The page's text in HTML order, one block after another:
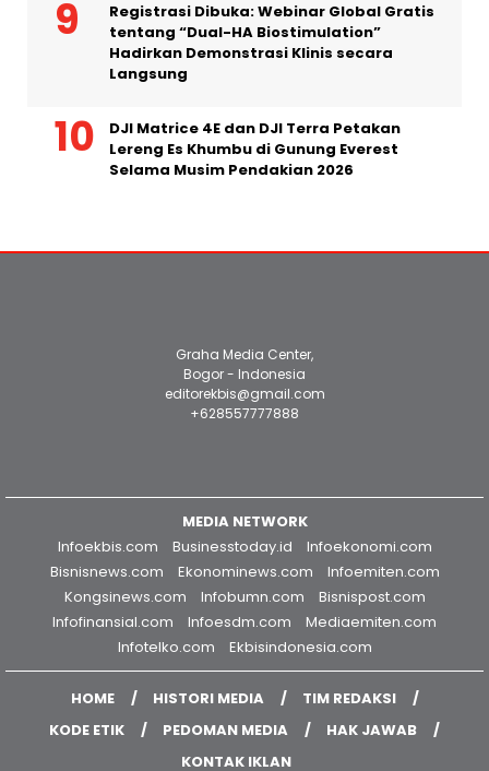
Registrasi Dibuka: Webinar Global Gratis
tentang “Dual-HA Biostimulation”
Hadirkan Demonstrasi Klinis secara
Langsung
DJI Matrice 4E dan DJI Terra Petakan
Lereng Es Khumbu di Gunung Everest
Selama Musim Pendakian 2026
Graha Media Center,
Bogor - Indonesia
editorekbis@gmail.com
+628557777888
MEDIA NETWORK
Infoekbis.com
Businesstoday.id
Infoekonomi.com
Bisnisnews.com
Ekonominews.com
Infoemiten.com
Kongsinews.com
Infobumn.com
Bisnispost.com
Infofinansial.com
Infoesdm.com
Mediaemiten.com
Infotelko.com
Ekbisindonesia.com
HOME HISTORI MEDIA
TIM REDAKSI
KODE ETIK
PEDOMAN MEDIA
HAK JAWAB
KONTAK IKLAN